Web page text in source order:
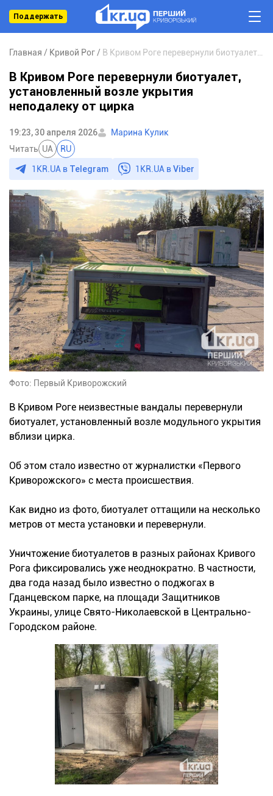
Поддержать
Главная Кривой Рог
В Кривом Роге перевернули биотуалет,
установленный возле укрытия
неподалеку от цирка
19:23, 30 апреля 2026
Марина Кулик
Читать UA RU
1KR.UA в Telegram 1KR.UA вViber
Фото: Первый Криворожский
В Кривом Роге неизвестные вандалы перевернули
биотуалет, установленный возле модульного укрытия
вблизи цирка.
Об этом стало известно от журналистки «Первого
Криворожского» с места происшествия.
Как видно из фото, биотуалет оттащили на несколько
метров от места установки и перевернули.
Уничтожение биотуалетов в разных районах Кривого
Рога фиксировались уже неоднократно. В частности,
два года назад было известно о поджогах в
Гданцевском парке, на площади Защитников
Украины, улице Свято-Николаевской в Центрально-
Городском районе.